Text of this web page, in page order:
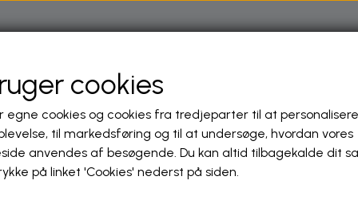
DANMARKS SPORTSFISKERFORBUND
UDLAGT GYDEGRUS I VARBRO Å
fra Liver Å
cookies
egne cookies og cookies fra tredjeparter til at
til markedsføring og til at undersøge, hvordan vores
anvendes af besøgende. Du kan altid tilbagekalde dit
på linket 'Cookies' nederst på siden.